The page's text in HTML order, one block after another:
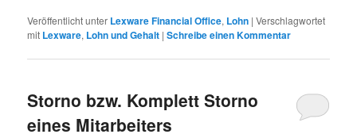
Veröffentlicht unter Lexware Financial Office, Lohn |Verschlagwortet
mit Lexware, Lohn und Gehalt |Schreibe einen Kommentar
Storno bzw. Komplett Storno
eines Mitarbeiters